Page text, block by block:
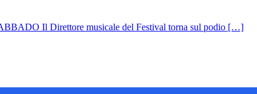
Il Direttore musicale del Festival torna sul podio […]